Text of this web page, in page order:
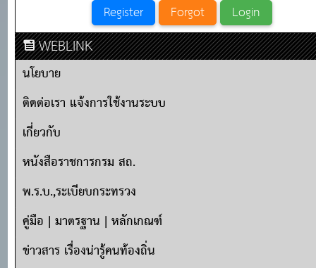
WEBLINK
นโยบาย
ติดต่อเรา แจ้งการใช้งานระบบ
เกี่ยวกับ
หนังสือราชการกรม สถ.
พ.ร.บ.,ระเบียบกระทรวง
คู่มือ | มาตรฐาน | หลักเกณฑ์
ข่าวสาร เรื่องน่ารู้คนท้องถิ่น